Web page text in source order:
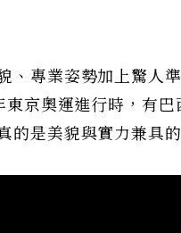
、專業姿勢加上驚人
京奧運進行時，有巴
的是美貌與實力兼具的